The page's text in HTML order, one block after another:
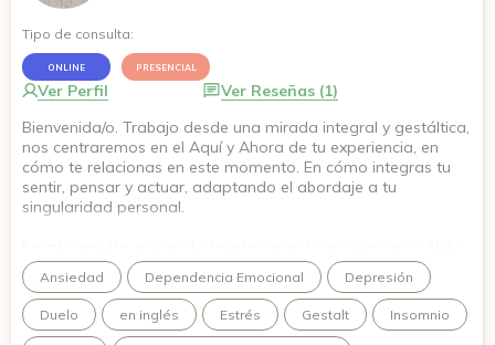
Tipo de consulta:
ONLINE PRESENCIAL
Ver Perfil
Ver Reseñas (1)
Bienvenida/o. Trabajo desde una mirada integral y gestáltica,
nos centraremos en el Aquí y Ahora de tu experiencia, en
cómo te relacionas en este momento. En cómo integras tu
sentir, pensar y actuar, adaptando el abordaje a tu
singularidad personal.
Mi prioridad es ofrecerte las condiciones necesarias para que
puedas apropiarte de este espacio, permitiéndote
expresarte con total libertad y sin juicios.
Ansiedad Dependencia Emocional Depresión
Duelo en inglés Estrés Gestalt Insomnio